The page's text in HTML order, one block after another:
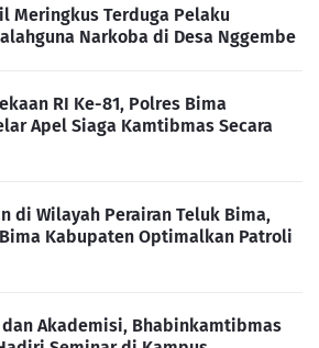
Meringkus Terduga Pelaku
Narkoba di Desa Nggembe
RI Ke-81, Polres Bima
Apel Siaga Kamtibmas Secara
di Wilayah Perairan Teluk Bima,
Kabupaten Optimalkan Patroli
Akademisi, Bhabinkamtibmas